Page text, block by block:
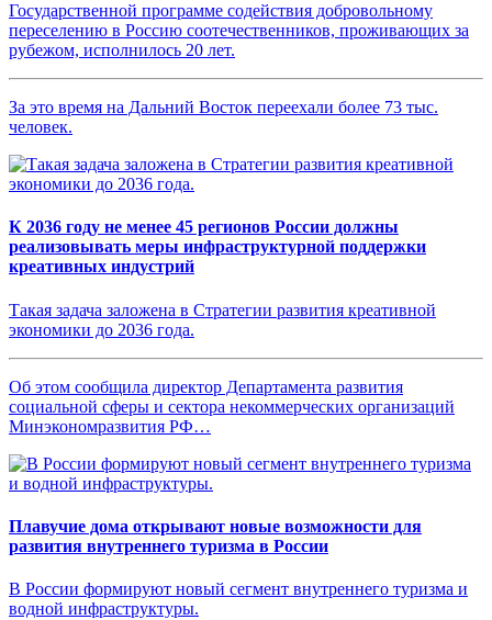
Государственной программе содействия добровольному
переселению в Россию соотечественников, проживающих за
рубежом, исполнилось 20 лет.
За это время на Дальний Восток переехали более 73 тыс.
человек.
К 2036 году не менее 45 регионов России должны
реализовывать меры инфраструктурной поддержки
креативных индустрий
Такая задача заложена в Стратегии развития креативной
экономики до 2036 года.
Об этом сообщила директор Департамента развития
социальной сферы и сектора некоммерческих организаций
Минэкономразвития РФ…
Плавучие дома открывают новые возможности для
развития внутреннего туризма в России
В России формируют новый сегмент внутреннего туризма и
водной инфраструктуры.